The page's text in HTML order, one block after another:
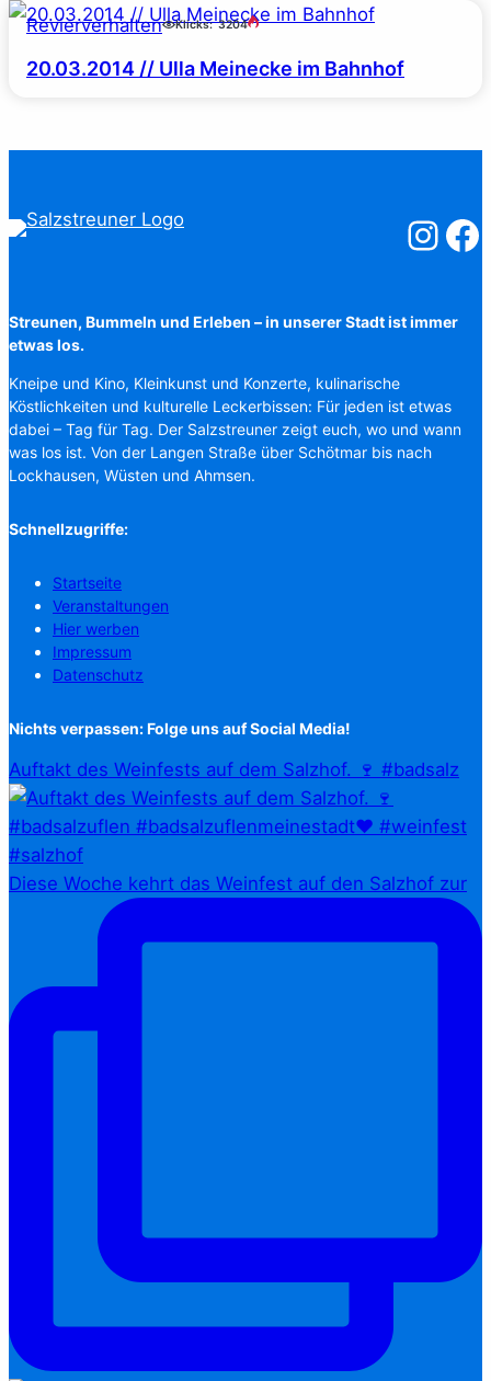
Revierverhalten Klicks: 3204
20.03.2014 // Ulla Meinecke im Bahnhof
Streunen, Bummeln und Erleben – in unserer Stadt ist immer
etwas los.
Kneipe und Kino, Kleinkunst und Konzerte, kulinarische
Köstlichkeiten und kulturelle Leckerbissen: Für jeden ist etwas
dabei – Tag für Tag. Der Salzstreuner zeigt euch, wo und wann
was los ist. Von der Langen Straße über Schötmar bis nach
Lockhausen, Wüsten und Ahmsen.
Schnellzugriffe:
Startseite
Veranstaltungen
Hier werben
Impressum
Datenschutz
Nichts verpassen: Folge uns auf Social Media!
Auftakt des Weinfests auf dem Salzhof. 🍷 #badsalz
Diese Woche kehrt das Weinfest auf den Salzhof zur